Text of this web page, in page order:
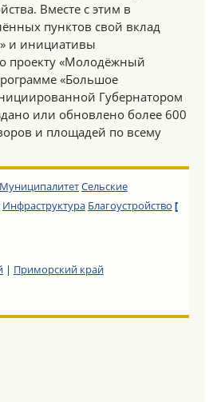
Вместе с этим в
пунктов свой вклад
и инициативы
проекту «Молодёжный
«Большое
Губернатором
или обновлено более 600
и площадей по всему
МуниципалитетСельские
Инфраструктура Благоустройство [
| Приморский край